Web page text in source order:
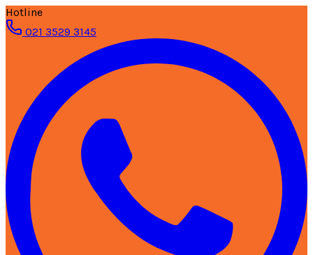
Hotline
021 3529 3145